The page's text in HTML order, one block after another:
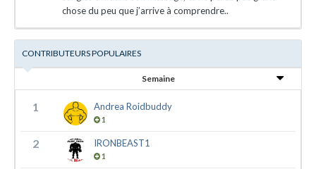
chose du peu que j’arrive à comprendre..
CONTRIBUTEURS POPULAIRES
Semaine
1 Andrea Roidbuddy
1
2 IRONBEAST1
1